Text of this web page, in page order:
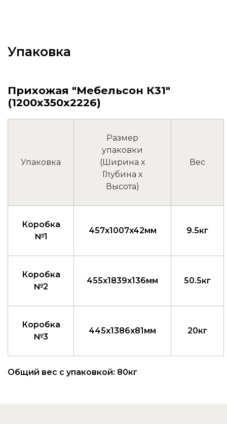
Упаковка
Прихожая "Мебельсон К31"
(1200х350х2226)
Упаковка
Размер
упаковки
(Ширина x
Глубина x
Высота)
Вес
Коробка
№1
457x1007x42мм 9.5кг
Коробка
№2
455x1839x136мм 50.5кг
Коробка
№3
445x1386x81мм 20кг
Общий вес с упаковкой: 80кг